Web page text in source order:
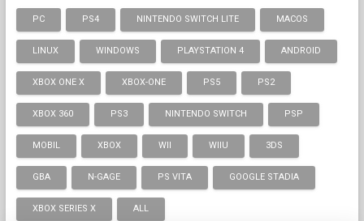
PC PS4 NINTENDO SWITCH LITE MACOS
LINUX WINDOWS PLAYSTATION 4 ANDROID
XBOX ONE X XBOX-ONE PS5 PS2
XBOX 360 PS3 NINTENDO SWITCH PSP
MOBIL XBOX WII WIIU 3DS
GBA N-GAGE PS VITA GOOGLE STADIA
XBOX SERIES X ALL